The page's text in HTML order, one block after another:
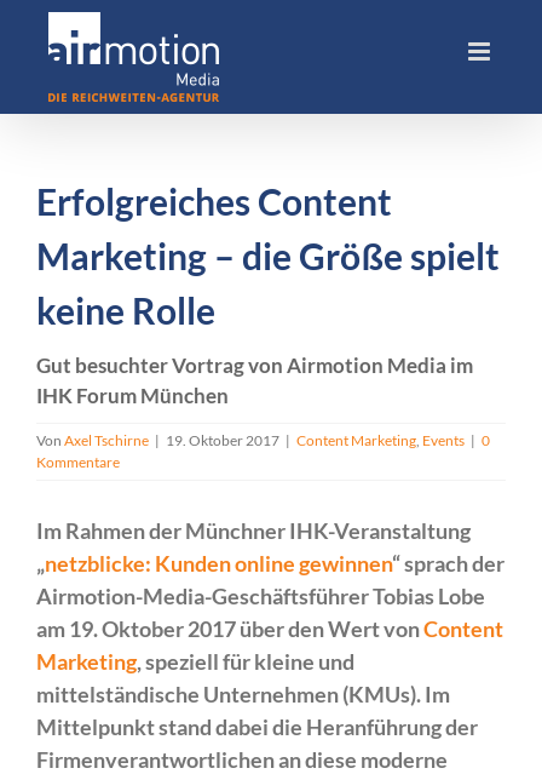
Erfolgreiches Content
Marketing – die Größe spielt
keine Rolle
Gut besuchter Vortrag von Airmotion Media im
IHK Forum München
Von Axel Tschirne | 19. Oktober 2017 | Content Marketing, Events | 0
Kommentare
Im Rahmen der Münchner IHK-Veranstaltung
„netzblicke: Kunden online gewinnen“ sprach der
Airmotion-Media-Geschäftsführer Tobias Lobe
am 19. Oktober 2017 über den Wert vonContent
Marketing, speziell für kleine und
mittelständische Unternehmen (KMUs). Im
Mittelpunkt stand dabei die Heranführung der
Firmenverantwortlichen an diese moderne